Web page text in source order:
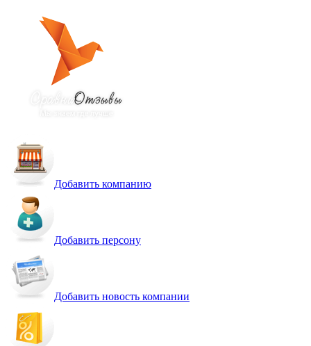
Добавить компанию
Добавить персону
Добавить новость компании